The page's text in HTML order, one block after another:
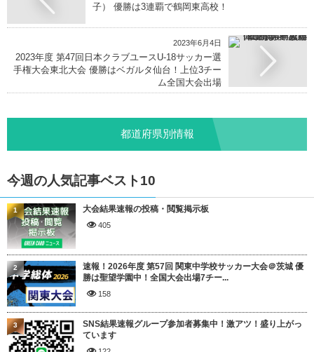
子） 優勝は3連覇で鶴岡東高校！
2023年6月4日
2023年度 第47回日本クラブユースU-18サッカー選
手権大会東北大会 優勝はベガルタ仙台！上位3チー
ム全国大会出場
都道府県別情報
今週の人気記事ベスト10
大会結果速報の投稿・閲覧掲示板
405
1
速報！2026年度 第57回 関東中学校サッカー大会＠茨城 優
勝は聖望学園中！全国大会出場7チー...
158
2
SNS結果速報グループ参加者募集中！激アツ！盛り上がっ
ています
3